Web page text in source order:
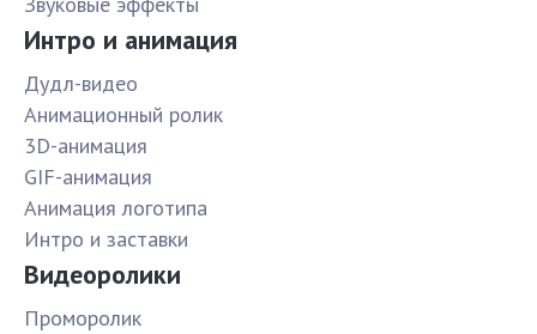
Интро и анимация
Дудл-видео
Анимационный ролик
3D-анимация
GIF-анимация
Анимация логотипа
Интро и заставки
Видеоролики
Проморолик